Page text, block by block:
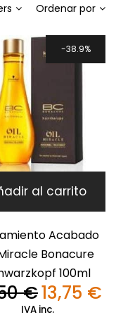
Ordenar por
38.9%
al carrito
Acabado
Bonacure
100ml
€
precio
13,75 €
IVA inc.